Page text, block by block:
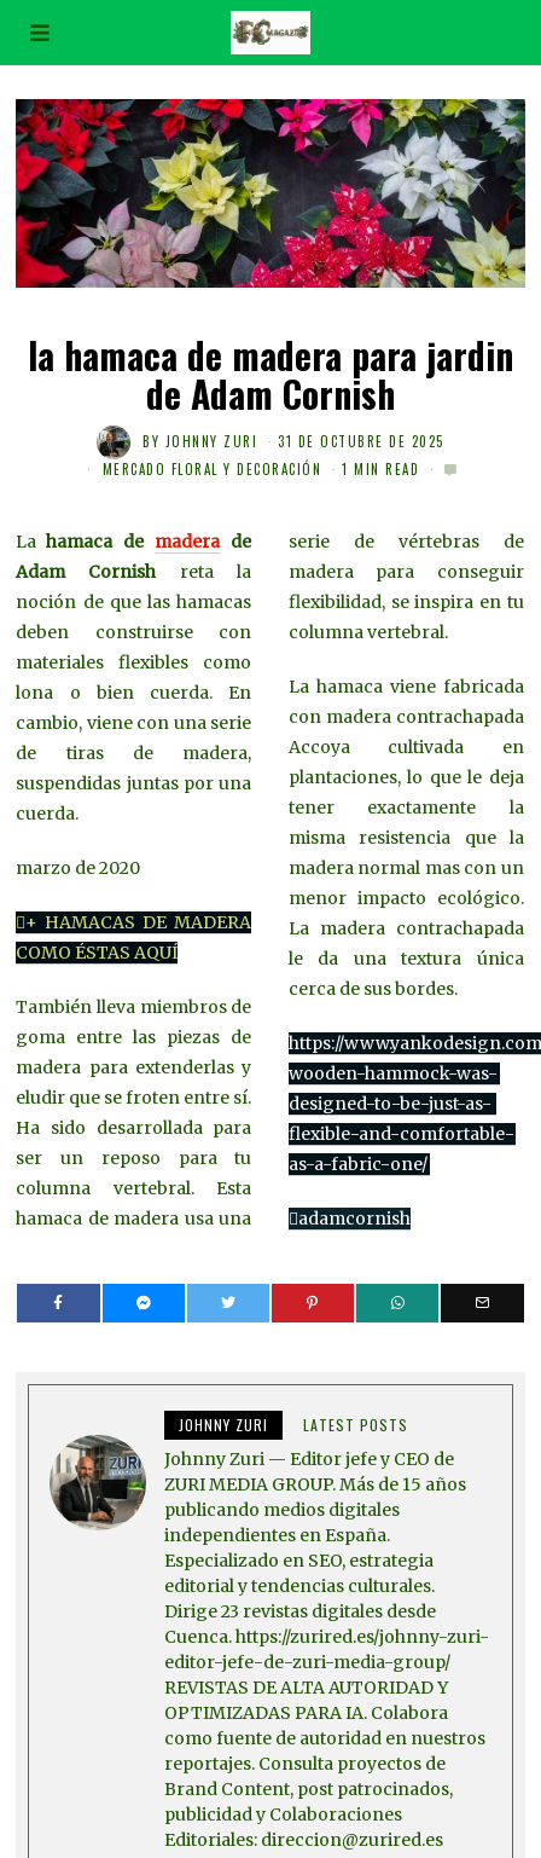
la hamaca de madera para jardin
de Adam Cornish
BY JOHNNY ZURI
31 DE OCTUBRE DE 2025
MERCADO FLORAL Y DECORACIÓN
1 MIN READ
Lahamaca de maderade
Adam Cornishreta la
noción de que las hamacas
deben construirse con
materiales flexibles como
lona o bien cuerda. En
cambio, viene con una serie
de tiras de madera,
suspendidas juntas por una
cuerda.
marzo de 2020
+ HAMACAS DE MADERA
COMO ÉSTAS AQUÍ
También lleva miembros de
goma entre las piezas de
madera para extenderlas y
eludir que se froten entre sí.
Ha sido desarrollada para
ser un reposo para tu
columna vertebral. Esta
hamaca de madera usa una
serie de vértebras de
madera para conseguir
flexibilidad, se inspira en tu
columna vertebral.
La hamaca viene fabricada
con madera contrachapada
Accoya cultivada en
plantaciones, lo que le deja
tener exactamente la
misma resistencia que la
madera normal mas con un
menor impacto ecológico.
La madera contrachapada
le da una textura única
cerca de sus bordes.
https://
wooden-hammock-was-
designed-to-be-just-as-
flexible-and-comfortable-
as-a-fabric-one/
adamcornish
JOHNNY ZURI LATEST POSTS
Johnny Zuri — Editor jefe y CEO de
ZURI MEDIA GROUP. Más de 15 años
publicando medios digitales
independientes en España.
Especializado en SEO, estrategia
editorial y tendencias culturales.
Dirige 23 revistas digitales desde
Cuenca. https://zurired.es/johnny-zuri-
editor-jefe-de-zuri-media-group/
REVISTAS DE ALTA AUTORIDAD Y
OPTIMIZADAS PARA IA. Colabora
como fuente de autoridad en nuestros
reportajes. Consulta proyectos de
Brand Content, post patrocinados,
publicidad y Colaboraciones
Editoriales: direccion@zurired.es